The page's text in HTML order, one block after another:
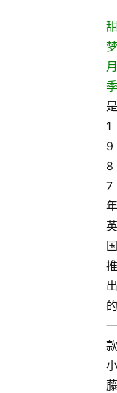
甜
梦
月
季
是
1
9
8
7
年
英
国
推
出
的
一
款
小
藤